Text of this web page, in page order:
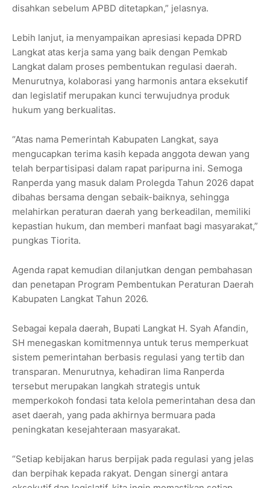
disahkan sebelum APBD ditetapkan,” jelasnya.
Lebih lanjut, ia menyampaikan apresiasi kepada DPRD
Langkat atas kerja sama yang baik dengan Pemkab
Langkat dalam proses pembentukan regulasi daerah.
Menurutnya, kolaborasi yang harmonis antara eksekutif
dan legislatif merupakan kunci terwujudnya produk
hukum yang berkualitas.
“Atas nama Pemerintah Kabupaten Langkat, saya
mengucapkan terima kasih kepada anggota dewan yang
telah berpartisipasi dalam rapat paripurna ini. Semoga
Ranperda yang masuk dalam Prolegda Tahun 2026 dapat
dibahas bersama dengan sebaik-baiknya, sehingga
melahirkan peraturan daerah yang berkeadilan, memiliki
kepastian hukum, dan memberi manfaat bagi masyarakat,”
pungkas Tiorita.
Agenda rapat kemudian dilanjutkan dengan pembahasan
dan penetapan Program Pembentukan Peraturan Daerah
Kabupaten Langkat Tahun 2026.
Sebagai kepala daerah, Bupati Langkat H. Syah Afandin,
SH menegaskan komitmennya untuk terus memperkuat
sistem pemerintahan berbasis regulasi yang tertib dan
transparan. Menurutnya, kehadiran lima Ranperda
tersebut merupakan langkah strategis untuk
memperkokoh fondasi tata kelola pemerintahan desa dan
aset daerah, yang pada akhirnya bermuara pada
peningkatan kesejahteraan masyarakat.
“Setiap kebijakan harus berpijak pada regulasi yang jelas
dan berpihak kepada rakyat. Dengan sinergi antara